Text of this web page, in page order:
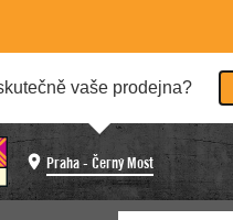
vaše prodejna?
Praha - Černý Most